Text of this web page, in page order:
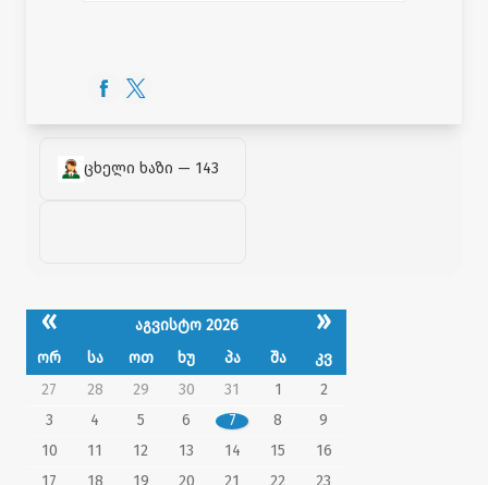
ცხელი ხაზი — 143
« აგვისტო 2026 »
ორ სა ოთ ხუ პა შა
კვ
27
28 29 30 31 1
2
3
4 5 6 7 8
9
10
11 12 13 14 15
16